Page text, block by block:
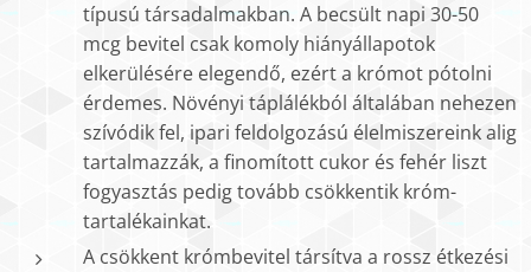
típusú társadalmakban. A becsült napi 30-50
mcg bevitel csak komoly hiányállapotok
elkerülésére elegendő, ezért a krómot pótolni
érdemes. Növényi táplálékból általában nehezen
szívódik fel, ipari feldolgozású élelmiszereink alig
tartalmazzák, a finomított cukor és fehér liszt
fogyasztás pedig tovább csökkentik króm-
tartalékainkat.
A csökkent krómbevitel társítva a rossz étkezési